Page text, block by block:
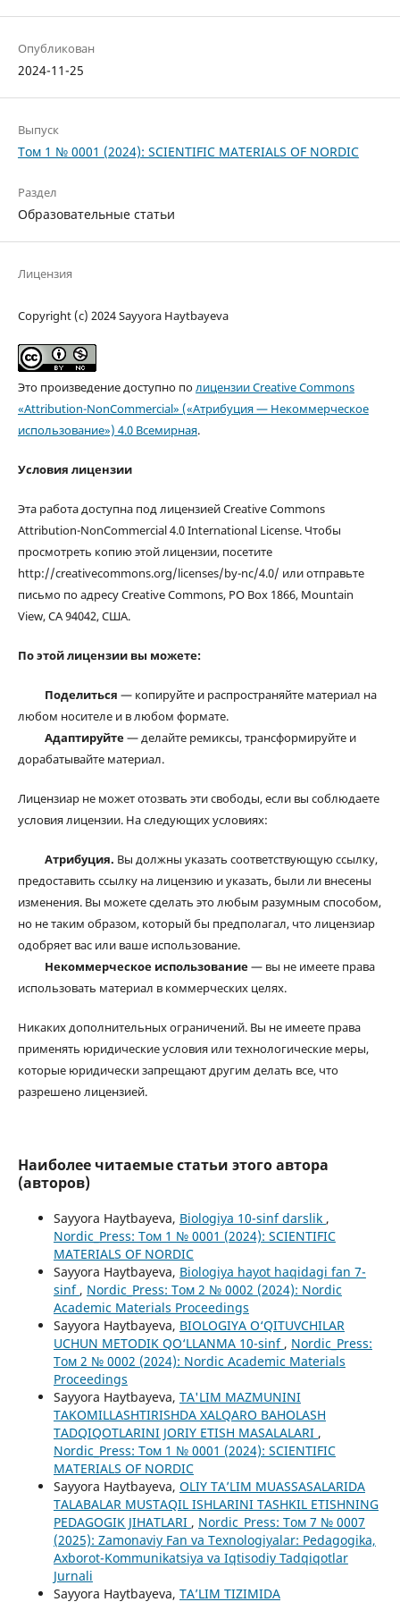
Опубликован
2024-11-25
Выпуск
Том 1 № 0001 (2024): SCIENTIFIC MATERIALS OF NORDIC
Раздел
Образовательные статьи
Лицензия
Copyright (c) 2024 Sayyora Haytbayeva
Это произведение доступно полицензии Creative Commons
«Attribution-NonCommercial» («Атрибуция — Некоммерческое
использование») 4.0 Всемирная.
Условия лицензии
Эта работа доступна под лицензией Creative Commons
Attribution-NonCommercial 4.0 International License. Чтобы
просмотреть копию этой лицензии, посетите
http://creativecommons.org/licenses/by-nc/4.0/ или отправьте
письмо по адресу Creative Commons, PO Box 1866, Mountain
View, CA 94042, США.
По этой лицензии вы можете:
Поделиться — копируйте и распространяйте материал на
любом носителе и в любом формате.
Адаптируйте— делайте ремиксы, трансформируйте и
дорабатывайте материал.
Лицензиар не может отозвать эти свободы, если вы соблюдаете
условия лицензии. На следующих условиях:
Атрибуция. Вы должны указать соответствующую ссылку,
предоставить ссылку на лицензию и указать, были ли внесены
изменения. Вы можете сделать это любым разумным способом,
но не таким образом, который бы предполагал, что лицензиар
одобряет вас или ваше использование.
Некоммерческое использование— вы не имеете права
использовать материал в коммерческих целях.
Никаких дополнительных ограничений. Вы не имеете права
применять юридические условия или технологические меры,
которые юридически запрещают другим делать все, что
разрешено лицензией.
Наиболее читаемые статьи этого автора
(авторов)
Sayyora Haytbayeva, Biologiya 10-sinf darslik ,
Nordic_Press: Том 1 № 0001 (2024): SCIENTIFIC
MATERIALS OF NORDIC
Sayyora Haytbayeva, Biologiya hayot haqidagi fan 7-
sinf , Nordic_Press: Том 2 № 0002 (2024): Nordic
Academic Materials Proceedings
Sayyora Haytbayeva, BIOLOGIYA O‘QITUVCHILAR
UCHUN METODIK QO‘LLANMA 10-sinf , Nordic_Press:
Том 2 № 0002 (2024): Nordic Academic Materials
Proceedings
Sayyora Haytbayeva, TA'LIM MAZMUNINI
TAKOMILLASHTIRISHDA XALQARO BAHOLASH
TADQIQOTLARINI JORIY ETISH MASALALARI ,
Nordic_Press: Том 1 № 0001 (2024): SCIENTIFIC
MATERIALS OF NORDIC
Sayyora Haytbayeva, OLIY TA’LIM MUASSASALARIDA
TALABALAR MUSTAQIL ISHLARINI TASHKIL ETISHNING
PEDAGOGIK JIHATLARI , Nordic_Press: Том 7 № 0007
(2025): Zamonaviy Fan va Texnologiyalar: Pedagogika,
Axborot-Kommunikatsiya va Iqtisodiy Tadqiqotlar
Jurnali
Sayyora Haytbayeva, TA’LIM TIZIMIDA